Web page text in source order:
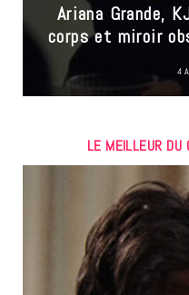
Ariana Grande,
corps et miroir
4
LE MEILLEUR DU